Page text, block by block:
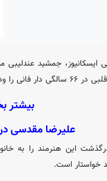
ایسکانیوز
را وداع گفت.
بیشتر
علیرضا مقدسی
این هنرمند را به
خواستار است.